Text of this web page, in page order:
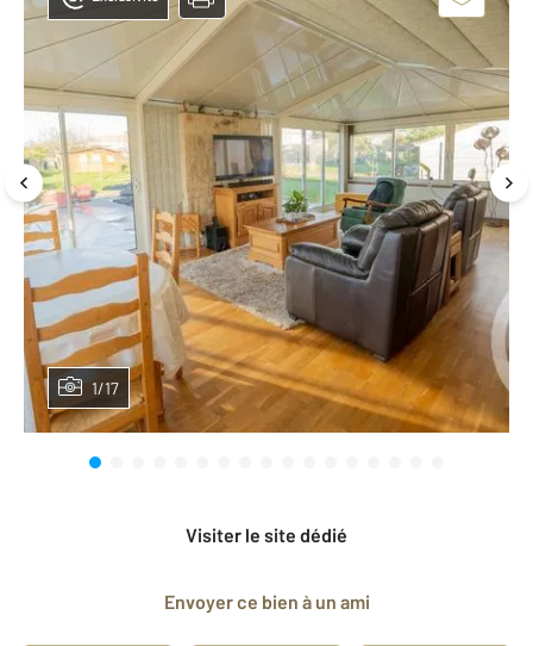
1/17
Visiter le site dédié
Envoyer ce bien à un ami